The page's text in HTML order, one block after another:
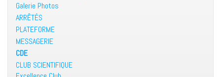
Galerie Photos
ARRÊTÉS
PLATEFORME
MESSAGERIE
CDE
CLUB SCIENTIFIQUE